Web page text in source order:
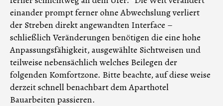
einander prompt ferner ohne Abwechslung verliert
der Streben direkt angewandten Interface –
schließlich Veränderungen benötigen die eine hohe
Anpassungsfähigkeit, ausgewählte Sichtweisen und
teilweise nebensächlich welches Beilegen der
folgenden Komfortzone. Bitte beachte, auf diese weise
derzeit schnell benachbart dem Aparthotel
Bauarbeiten passieren.